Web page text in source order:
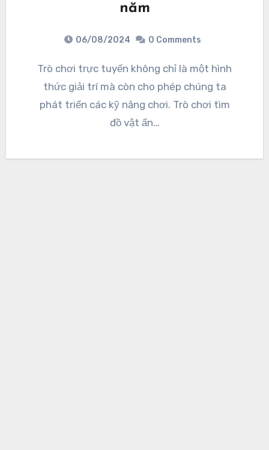
năm
06/08/2024 0 Comments
Trò chơi trực tuyến không chỉ là một hình
thức giải trí mà còn cho phép chúng ta
phát triển các kỹ năng chơi. Trò chơi tìm
đồ vật ẩn…